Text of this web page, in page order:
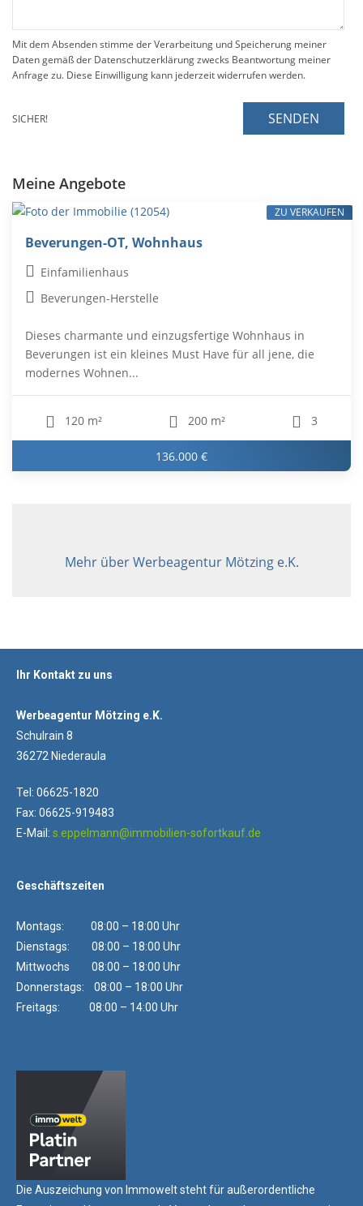
Mit dem Absenden stimme der Verarbeitung und Speicherung meiner
Daten gemäß der Datenschutzerklärung zwecks Beantwortung meiner
Anfrage zu. Diese Einwilligung kann jederzeit widerrufen werden.
SICHER! SENDEN
Meine Angebote
Beverungen-OT, Wohnhaus
Einfamilienhaus
Beverungen-Herstelle
Dieses charmante und einzugsfertige Wohnhaus in
Beverungen ist ein kleines Must Have für all jene, die
modernes Wohnen...
120 m² 200 m² 3
136.000 €
ZU VERKAUFEN
Mehr über Werbeagentur Mötzing e.K.
Ihr Kontakt zu uns
Werbeagentur Mötzing e.K.
Schulrain 8
36272 Niederaula
Tel: 06625-1820
Fax: 06625-919483
E-Mail: s.eppelmann@immobilien-sofortkauf.de
Geschäftszeiten
Montags: 08:00 – 18:00 Uhr
Dienstags: 08:00 – 18:00 Uhr
Mittwochs 08:00 – 18:00 Uhr
Donnerstags: 08:00 – 18:00 Uhr
Freitags: 08:00 – 14:00 Uhr
Die Auszeichung von Immowelt steht für außerordentliche